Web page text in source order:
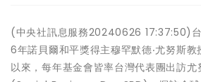
(中央社訊息服務20240626 17:37:50)
6年諾貝爾和平獎得主穆罕默德‧尤努斯
以來，每年基金會皆率台灣代表團出訪